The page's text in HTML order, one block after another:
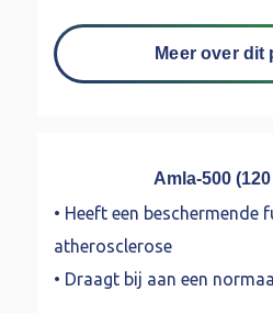
Meer over dit
Amla-500
• Heeft een beschermende
atherosclerose
• Draagt bij aan een